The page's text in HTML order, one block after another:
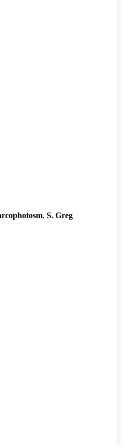
, S. Greg